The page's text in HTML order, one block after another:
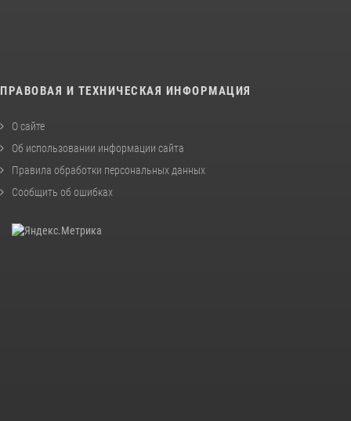
ПРАВОВАЯ И ТЕХНИЧЕСКАЯ ИНФОРМАЦИЯ
О сайте
Об использовании информации сайта
Правила обработки персональных данных
Сообщить об ошибках